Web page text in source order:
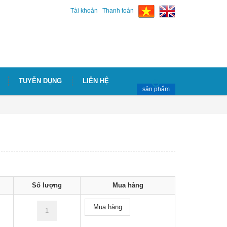
Tài khoản Thanh toán
TUYỄN DỤNG LIÊN HỆ
sản phẩm
Số lượng Mua hàng
Mua hàng